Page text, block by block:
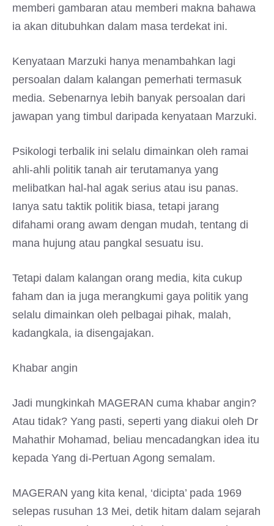
memberi gambaran atau memberi makna bahawa
ia akan ditubuhkan dalam masa terdekat ini.
Kenyataan Marzuki hanya menambahkan lagi
persoalan dalam kalangan pemerhati termasuk
media. Sebenarnya lebih banyak persoalan dari
jawapan yang timbul daripada kenyataan Marzuki.
Psikologi terbalik ini selalu dimainkan oleh ramai
ahli-ahli politik tanah air terutamanya yang
melibatkan hal-hal agak serius atau isu panas.
Ianya satu taktik politik biasa, tetapi jarang
difahami orang awam dengan mudah, tentang di
mana hujung atau pangkal sesuatu isu.
Tetapi dalam kalangan orang media, kita cukup
faham dan ia juga merangkumi gaya politik yang
selalu dimainkan oleh pelbagai pihak, malah,
kadangkala, ia disengajakan.
Khabar angin
Jadi mungkinkah MAGERAN cuma khabar angin?
Atau tidak? Yang pasti, seperti yang diakui oleh Dr
Mahathir Mohamad, beliau mencadangkan idea itu
kepada Yang di-Pertuan Agong semalam.
MAGERAN yang kita kenal, ‘dicipta’ pada 1969
selepas rusuhan 13 Mei, detik hitam dalam sejarah